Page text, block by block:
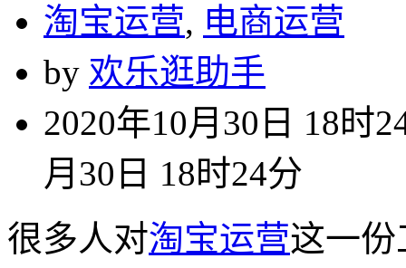
淘宝运营, 电商运营
by 欢乐逛助手
2020年10月30日 18时
月30日 18时24分
很多人对淘宝运营这一